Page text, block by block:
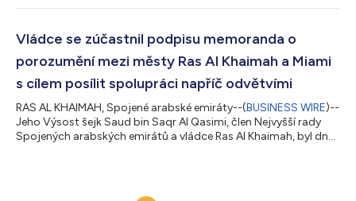
Qasimiho, člena Nejvyšší rady Spojených arabských emirátů a
odolnou, diverzifikovanou ekonomiku v souladu se strategií
zaměřenou na rozumné plánování,...
Vládce se zúčastnil podpisu memoranda o
porozumění mezi městy Ras Al Khaimah a Miami
s cílem posílit spolupráci napříč odvětvími
RAS AL KHAIMAH, Spojené arabské emiráty--(BUSINESS WIRE)--
Jeho Výsost šejk Saud bin Saqr Al Qasimi, člen Nejvyšší rady
Spojených arabských emirátů a vládce Ras Al Khaimah, byl dnes
podepsali hlavní poradce Jeho Výsosti šejka Sauda, Jeho